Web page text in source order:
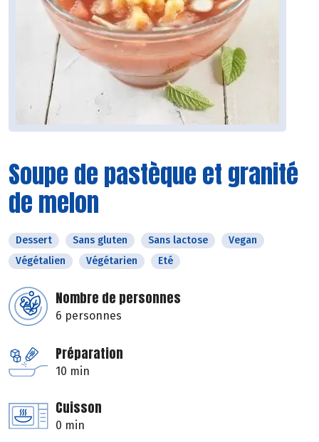
Soupe de pastèque et granité
de melon
Dessert Sans gluten Sans lactose
Vegan
Végétalien
Végétarien Eté
Nombre de personnes
6 personnes
Préparation
10 min
Cuisson
0 min